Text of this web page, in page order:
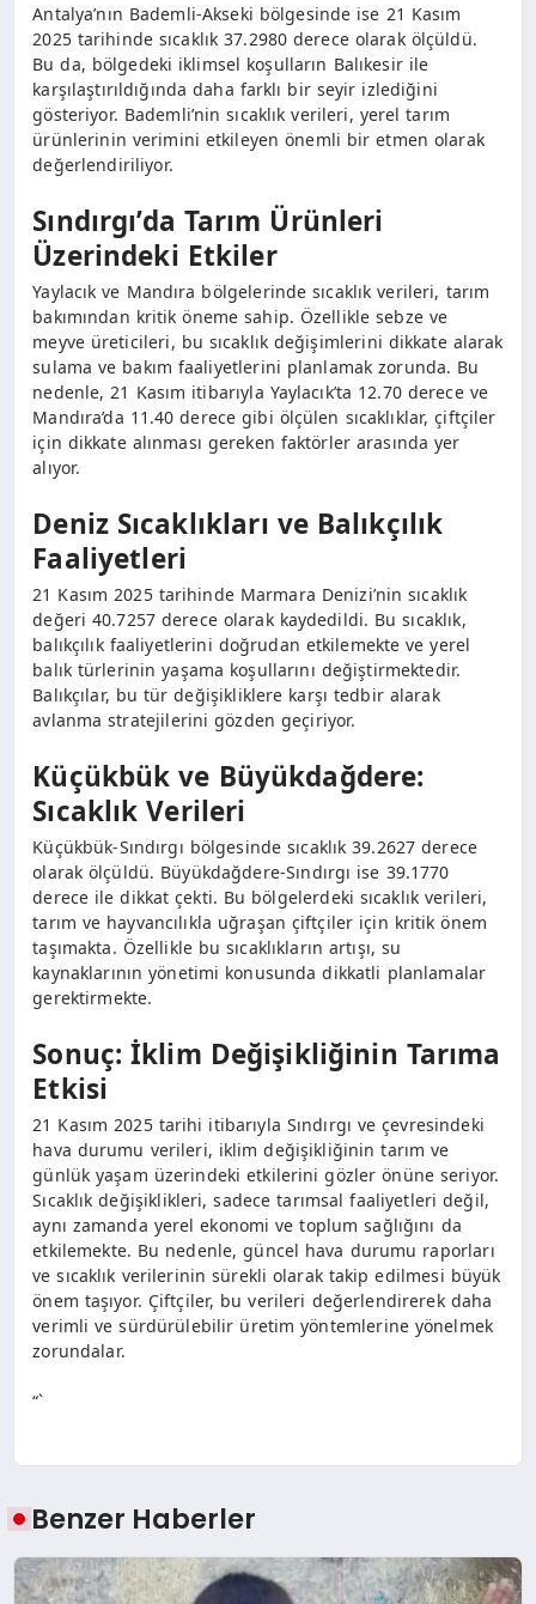
Antalya’nın Bademli-Akseki bölgesinde ise 21 Kasım
2025 tarihinde sıcaklık 37.2980 derece olarak ölçüldü.
Bu da, bölgedeki iklimsel koşulların Balıkesir ile
karşılaştırıldığında daha farklı bir seyir izlediğini
gösteriyor. Bademli’nin sıcaklık verileri, yerel tarım
ürünlerinin verimini etkileyen önemli bir etmen olarak
değerlendiriliyor.
Sındırgı’da Tarım Ürünleri
Üzerindeki Etkiler
Yaylacık ve Mandıra bölgelerinde sıcaklık verileri, tarım
bakımından kritik öneme sahip. Özellikle sebze ve
meyve üreticileri, bu sıcaklık değişimlerini dikkate alarak
sulama ve bakım faaliyetlerini planlamak zorunda. Bu
nedenle, 21 Kasım itibarıyla Yaylacık’ta 12.70 derece ve
Mandıra’da 11.40 derece gibi ölçülen sıcaklıklar, çiftçiler
için dikkate alınması gereken faktörler arasında yer
alıyor.
Deniz Sıcaklıkları ve Balıkçılık
Faaliyetleri
21 Kasım 2025 tarihinde Marmara Denizi’nin sıcaklık
değeri 40.7257 derece olarak kaydedildi. Bu sıcaklık,
balıkçılık faaliyetlerini doğrudan etkilemekte ve yerel
balık türlerinin yaşama koşullarını değiştirmektedir.
Balıkçılar, bu tür değişikliklere karşı tedbir alarak
avlanma stratejilerini gözden geçiriyor.
Küçükbük ve Büyükdağdere:
Sıcaklık Verileri
Küçükbük-Sındırgı bölgesinde sıcaklık 39.2627 derece
olarak ölçüldü. Büyükdağdere-Sındırgı ise 39.1770
derece ile dikkat çekti. Bu bölgelerdeki sıcaklık verileri,
tarım ve hayvancılıkla uğraşan çiftçiler için kritik önem
taşımakta. Özellikle bu sıcaklıkların artışı, su
kaynaklarının yönetimi konusunda dikkatli planlamalar
gerektirmekte.
Sonuç: İklim Değişikliğinin Tarıma
Etkisi
21 Kasım 2025 tarihi itibarıyla Sındırgı ve çevresindeki
hava durumu verileri, iklim değişikliğinin tarım ve
günlük yaşam üzerindeki etkilerini gözler önüne seriyor.
Sıcaklık değişiklikleri, sadece tarımsal faaliyetleri değil,
aynı zamanda yerel ekonomi ve toplum sağlığını da
etkilemekte. Bu nedenle, güncel hava durumu raporları
ve sıcaklık verilerinin sürekli olarak takip edilmesi büyük
önem taşıyor. Çiftçiler, bu verileri değerlendirerek daha
verimli ve sürdürülebilir üretim yöntemlerine yönelmek
zorundalar.
“`
Benzer Haberler